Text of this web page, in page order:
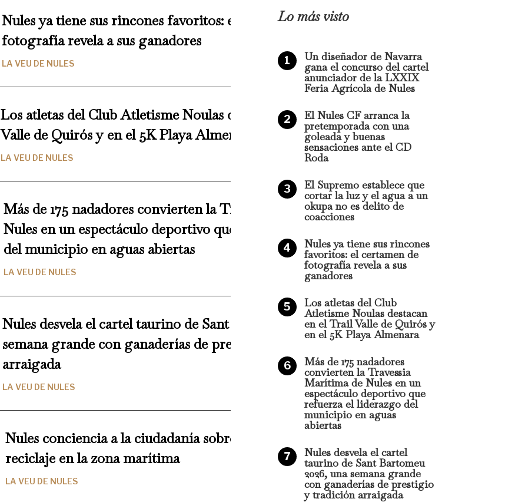
Nules ya tiene sus rincones favoritos: el certamen de
fotografía revela a sus ganadores
LA VEU DE NULES
Los atletas del Club Atletisme Noulas destacan en el Trail
Valle de Quirós y en el 5K Playa Almenara
LA VEU DE NULES
Más de 175 nadadores convierten la Travessia Marítima de
Nules en un espectáculo deportivo que refuerza el liderazgo
del municipio en aguas abiertas
LA VEU DE NULES
Nules desvela el cartel taurino de Sant Bartomeu 2026, una
semana grande con ganaderías de prestigio y tradición
arraigada
LA VEU DE NULES
Nules conciencia a la ciudadanía sobre la importancia del
reciclaje en la zona marítima
LA VEU DE NULES
Lo más visto
Un diseñador de Navarra
gana el concurso del cartel
anunciador de la LXXIX
Feria Agrícola de Nules
El Nules CF arranca la
pretemporada con una
goleada y buenas
sensaciones ante el CD
Roda
El Supremo establece que
cortar la luz y el agua a un
okupa no es delito de
coacciones
Nules ya tiene sus rincones
favoritos: el certamen de
fotografía revela a sus
ganadores
Los atletas del Club
Atletisme Noulas destacan
en el Trail Valle de Quirós y
en el 5K Playa Almenara
Más de 175 nadadores
convierten la Travessia
Marítima de Nules en un
espectáculo deportivo que
refuerza el liderazgo del
municipio en aguas
abiertas
Nules desvela el cartel
taurino de Sant Bartomeu
2026, una semana grande
con ganaderías de prestigio
y tradición arraigada